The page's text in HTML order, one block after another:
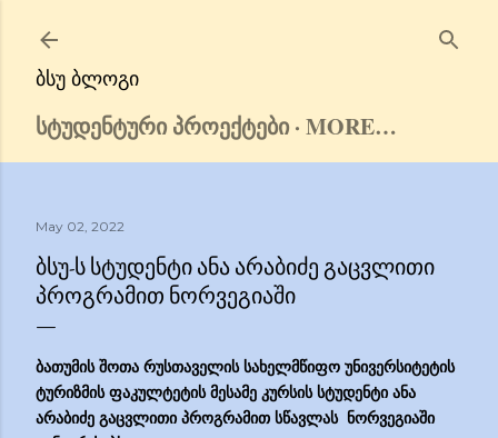
ᲑᲡᲣ ᲑᲚᲝᲒᲘ
ᲡᲢᲣᲓᲔᲜᲢᲣᲠᲘ ᲞᲠᲝᲔᲥᲢᲔᲑᲘ MORE…
May 02, 2022
ᲑᲡᲣ-Ს ᲡᲢᲣᲓᲔᲜᲢᲘ ᲐᲜᲐ ᲐᲠᲐᲑᲘᲫᲔ ᲒᲐᲪᲕᲚᲘᲗᲘ
ᲞᲠᲝᲒᲠᲐᲛᲘᲗ ᲜᲝᲠᲕᲔᲒᲘᲐᲨᲘ
ბათუმის შოთა რუსთაველის სახელმწიფო უნივერსიტეტის
ტურიზმის ფაკულტეტის მესამე კურსის სტუდენტი ანა
არაბიძე გაცვლითი პროგრამით სწავლას ნორვეგიაში